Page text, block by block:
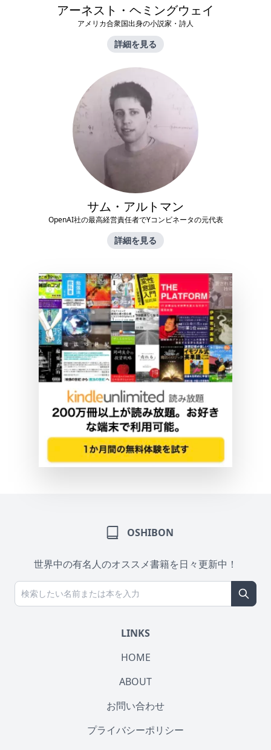
アーネスト・ヘミングウェイ
アメリカ合衆国出身の小説家・詩人
詳細を見る
サム・アルトマン
OpenAI社の最高経営責任者でYコンビネータの元代表
詳細を見る
OSHIBON
世界中の有名人のオススメ書籍を日々更新中！
LINKS
HOME
ABOUT
お問い合わせ
プライバシーポリシー